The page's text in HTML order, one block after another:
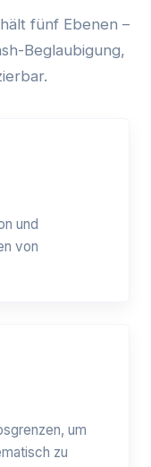
fünf Ebenen –
Beglaubigung,
und
von
um
zu